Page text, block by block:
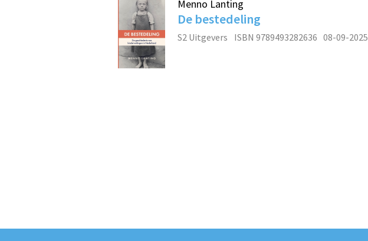
Menno Lanting
De bestedeling
S2 Uitgevers ISBN 9789493282636 08-09-2025